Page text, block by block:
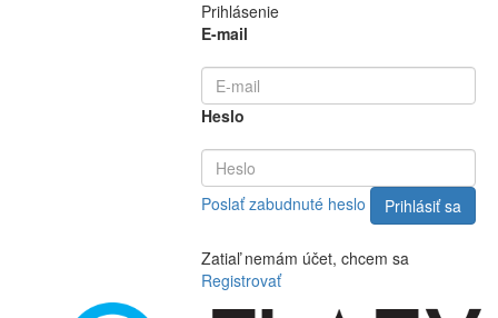
Prihlásenie
E-mail
Heslo
Poslať zabudnuté heslo
Zatiaľ nemám účet, chcem sa
Registrovať